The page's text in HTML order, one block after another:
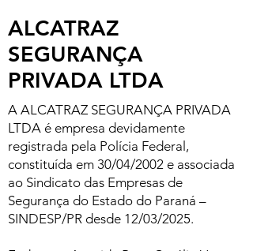
ALCATRAZ
SEGURANÇA
PRIVADA LTDA
A ALCATRAZ SEGURANÇA PRIVADA
LTDA é empresa devidamente
registrada pela Polícia Federal,
constituída em 30/04/2002 e associada
ao Sindicato das Empresas de
Segurança do Estado do Paraná –
SINDESP/PR desde 12/03/2025.